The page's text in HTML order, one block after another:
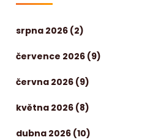
srpna 2026 (2)
července 2026 (9)
června 2026 (9)
května 2026 (8)
dubna 2026 (10)